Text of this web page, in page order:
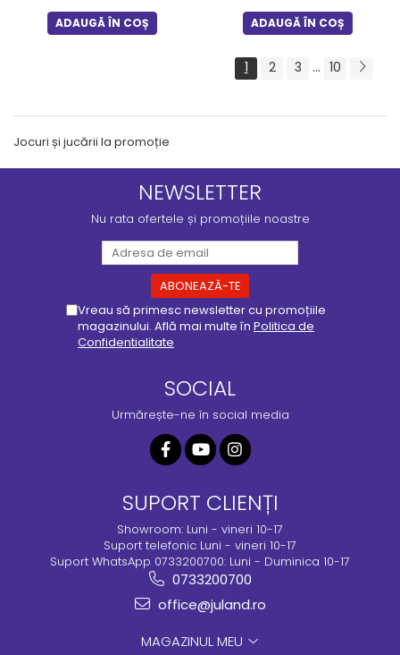
ADAUGĂ ÎN COȘ ADAUGĂ ÎN COȘ
1 2 3 ... 10
Jocuri și jucării la promoție
NEWSLETTER
Nu rata ofertele și promoțiile noastre
Vreau să primesc newsletter cu promoțiile
magazinului. Află mai multe în Politica de
Confidentialitate
SOCIAL
Urmărește-ne în social media
SUPORT CLIENȚI
Showroom: Luni - vineri 10-17
Suport telefonic Luni - vineri 10-17
Suport WhatsApp 0733200700: Luni - Duminica 10-17
0733200700
office@juland.ro
MAGAZINUL MEU